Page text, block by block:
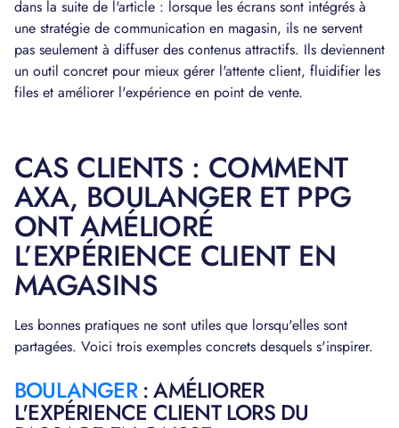
dans la suite de l'article : lorsque les écrans sont intégrés à
une stratégie de communication en magasin, ils ne servent
pas seulement à diffuser des contenus attractifs. Ils deviennent
un outil concret pour mieux gérer l'attente client, fluidifier les
files et améliorer l'expérience en point de vente.
CAS CLIENTS : COMMENT
AXA, BOULANGER ET PPG
ONT AMÉLIORÉ
L’EXPÉRIENCE CLIENT EN
MAGASINS
Les bonnes pratiques ne sont utiles que lorsqu'elles sont
partagées. Voici trois exemples concrets desquels s'inspirer.
BOULANGER: AMÉLIORER
L'EXPÉRIENCE CLIENT LORS DU